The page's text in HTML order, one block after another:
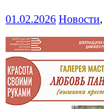
01.02.2026 Новости,